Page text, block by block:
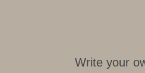
Write your